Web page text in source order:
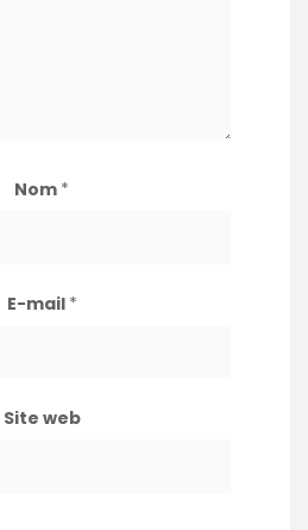
Nom *
E-mail *
Site web